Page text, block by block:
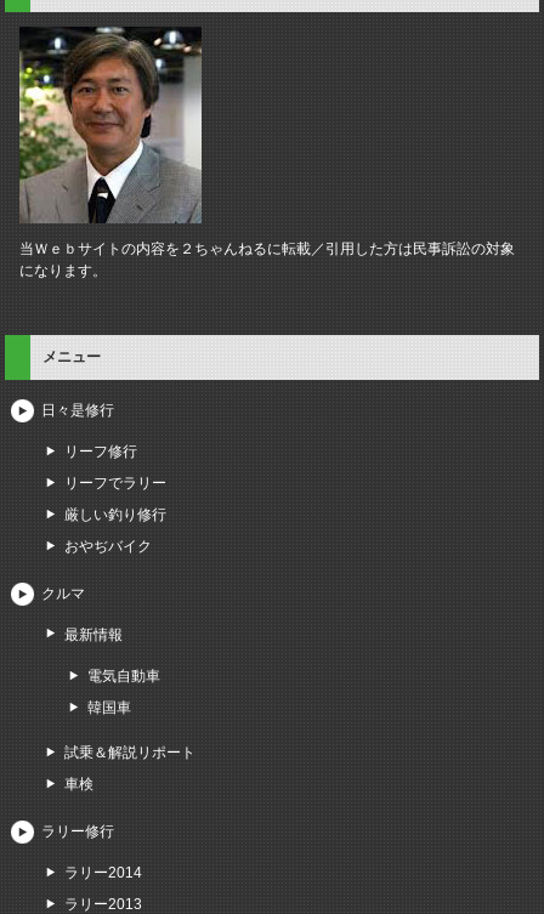
当Ｗｅｂサイトの内容を２ちゃんねるに転載／引用した方は民事訴訟の対象
になります。
メニュー
日々是修行
リーフ修行
リーフでラリー
厳しい釣り修行
おやぢバイク
クルマ
最新情報
電気自動車
韓国車
試乗＆解説リポート
車検
ラリー修行
ラリー2014
ラリー2013